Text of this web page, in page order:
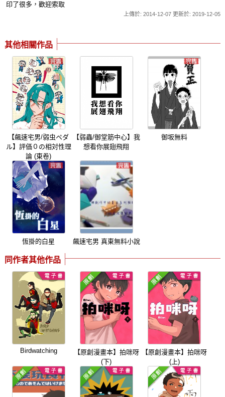
印了很多，歡迎索取
上傳於: 2014-12-07 更新於: 2019-12-05
其他相關作品
【飆速宅男/弱虫ペダ
ル】評価０の相対性理
論 (東卷)
【弱蟲/御堂筋中心】我
想看你展翅飛翔
御坂無料
恆掛的白星 飆速宅男 真東無料小說
同作者其他作品
Birdwatching
【原創漫畫本】拍咪呀
(下)
【原創漫畫本】拍咪呀
(上)